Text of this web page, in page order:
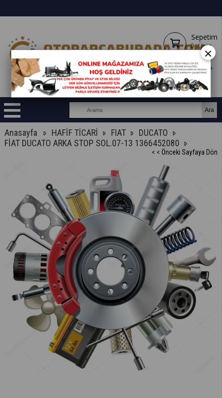
Sepetim
0 Ürün
Anasayfa HAFİF TİCARİ FIAT
DUCATO
FİAT DUCATO ARKA STOP SOL.07-13 1366452080
< < Önceki Sayfaya Dön
×